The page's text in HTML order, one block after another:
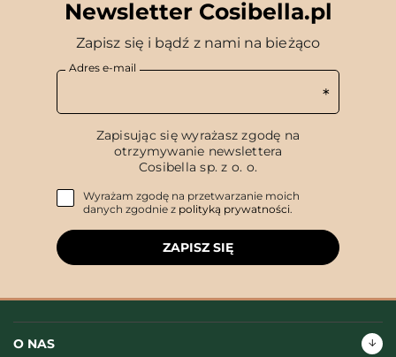
Newsletter Cosibella.pl
Zapisz się i bądź z nami na bieżąco
Adres e-mail
Zapisując się wyrażasz zgodę na
otrzymywanie newslettera
Cosibella sp. z o. o.
Wyrażam zgodę na przetwarzanie moich
danych zgodnie z polityką prywatności.
ZAPISZ SIĘ
O NAS